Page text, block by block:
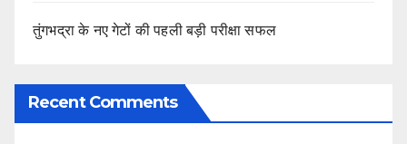
तुंगभद्रा के नए गेटों की पहली बड़ी परीक्षा सफल
Recent Comments